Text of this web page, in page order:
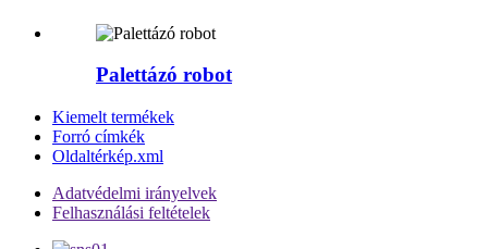
Palettázó robot
Kiemelt termékek
Forró címkék
Oldaltérkép.xml
Adatvédelmi irányelvek
Felhasználási feltételek